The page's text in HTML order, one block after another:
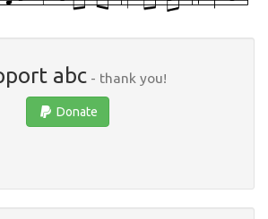
abc- thank you!
Donate